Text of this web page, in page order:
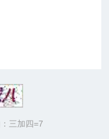
三加四=7